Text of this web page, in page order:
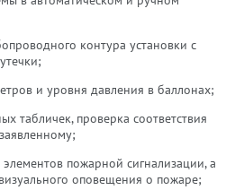
контура установки с
и уровня давления в баллонах;
табличек, проверка соответствия
пожарной сигнализации, а
оповещения о пожаре;